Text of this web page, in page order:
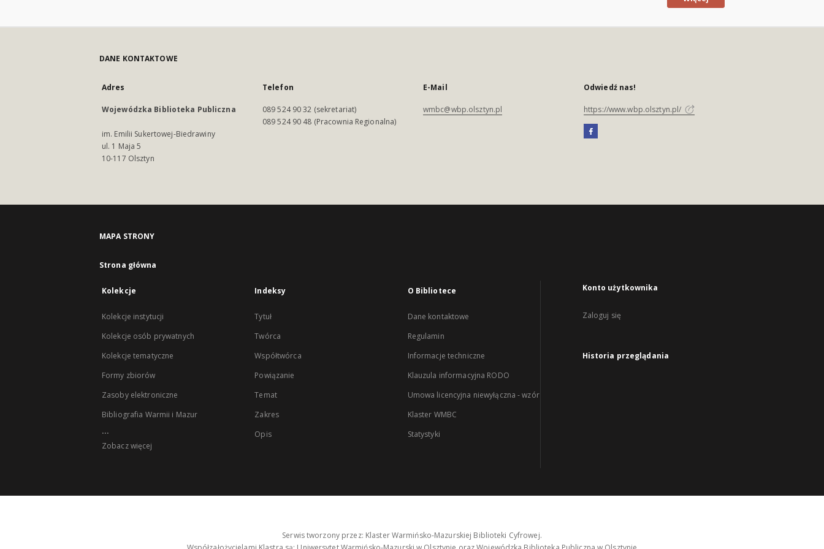
DANE KONTAKTOWE
Adres
Wojewódzka Biblioteka Publiczna
im. Emilii Sukertowej-Biedrawiny
ul. 1 Maja 5
10-117 Olsztyn
Telefon
089 524 90 32 (sekretariat)
089 524 90 48 (Pracownia Regionalna)
E-Mail
wmbc@wbp.olsztyn.pl
Odwiedź nas!
https://www.wbp.olsztyn.pl/
MAPA STRONY
Strona główna
Kolekcje
Kolekcje instytucji
Kolekcje osób prywatnych
Kolekcje tematyczne
Formy zbiorów
Zasoby elektroniczne
Bibliografia Warmii i Mazur
...
Zobacz więcej
Indeksy
Tytuł
Twórca
Współtwórca
Powiązanie
Temat
Zakres
Opis
O Bibliotece
Dane kontaktowe
Regulamin
Informacje techniczne
Klauzula informacyjna RODO
Umowa licencyjna niewyłączna - wzór
Klaster WMBC
Statystyki
Konto użytkownika
Zaloguj się
Historia przeglądania
Serwis tworzony przez: Klaster Warmińsko-Mazurskiej Biblioteki Cyfrowej.